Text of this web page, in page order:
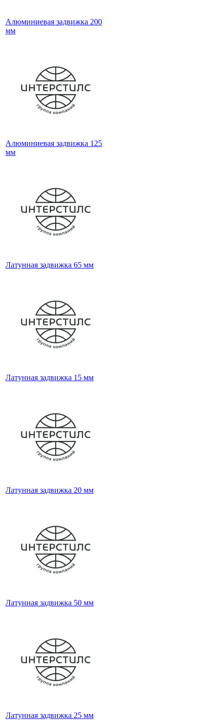
Алюминиевая задвижка 200
мм
Алюминиевая задвижка 125
мм
Латунная задвижка 65 мм
Латунная задвижка 15 мм
Латунная задвижка 20 мм
Латунная задвижка 50 мм
Латунная задвижка 25 мм